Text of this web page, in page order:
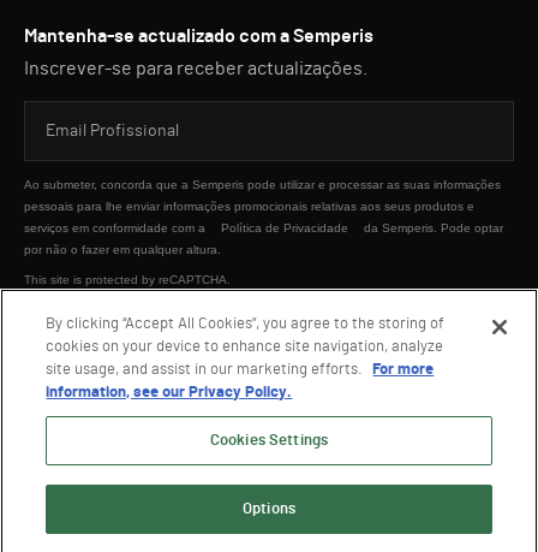
Mantenha-se actualizado com a Semperis
Inscrever-se para receber actualizações.
Ao submeter, concorda que a Semperis pode utilizar e processar as suas informações
pessoais para lhe enviar informações promocionais relativas aos seus produtos e
serviços em conformidade com a
Política de Privacidade
da Semperis. Pode optar
por não o fazer em qualquer altura.
This site is protected by reCAPTCHA.
ENVIAR
By clicking “Accept All Cookies”, you agree to the storing of
cookies on your device to enhance site navigation, analyze
site usage, and assist in our marketing efforts.
For more
information, see our Privacy Policy.
Cookies Settings
Options